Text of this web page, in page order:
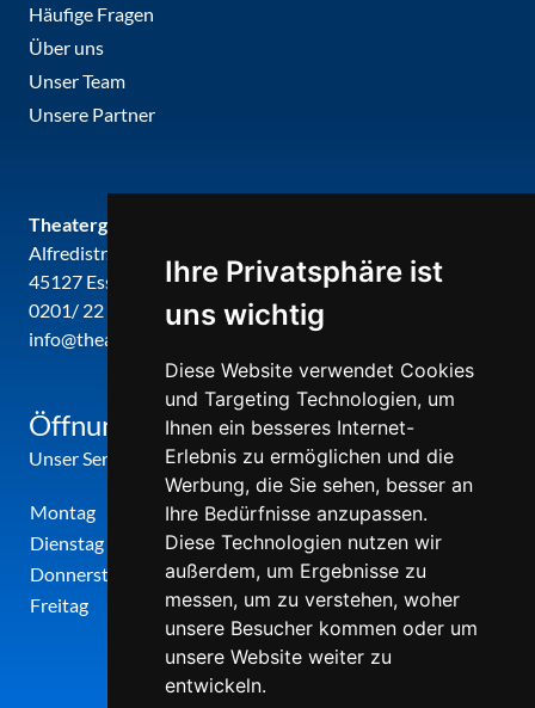
Ihre Privatsphäre ist
uns wichtig
Diese Website verwendet Cookies
und Targeting Technologien, um
Ihnen ein besseres Internet-
Erlebnis zu ermöglichen und die
Werbung, die Sie sehen, besser an
Ihre Bedürfnisse anzupassen.
Diese Technologien nutzen wir
außerdem, um Ergebnisse zu
messen, um zu verstehen, woher
unsere Besucher kommen oder um
unsere Website weiter zu
entwickeln.
Häufige Fragen
Über uns
Unser Team
Unsere Partner
Theatergemeinde metropole ruhr
Alfredistr. 32
45127 Essen
0201/ 22 22 29
info@theatergemeinde-metropole-ruhr.de
Öffnungszeiten
Unser Service-Center ist zu folgenden Zeiten geöffnet
Montag
12:00 Uhr - 17:00 Uhr
Dienstag
09:00 Uhr - 12:00 Uhr
Donnerstag
09:00 Uhr - 12:00 Uhr
Freitag
09:00 Uhr - 12:00 Uhr